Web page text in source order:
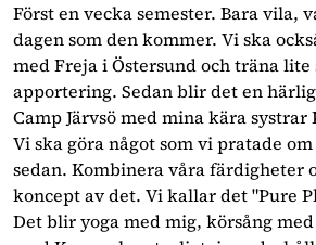
Först en vecka semester. Bara vila,
dagen som den kommer. Vi ska
med Freja i Östersund och träna lite
apportering. Sedan blir det en
Camp Järvsö med mina kära systrar
Vi ska göra något som vi pratade
sedan. Kombinera våra färdigheter
koncept av det. Vi kallar det "Pure
Det blir yoga med mig, körsång